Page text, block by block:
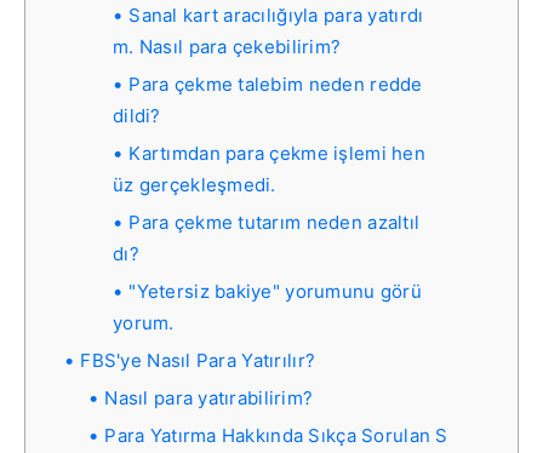
Sanal kart aracılığıyla para yatırdı
m. Nasıl para çekebilirim?
Para çekme talebim neden redde
dildi?
Kartımdan para çekme işlemi hen
üz gerçekleşmedi.
Para çekme tutarım neden azaltıl
dı?
"Yetersiz bakiye" yorumunu görü
yorum.
FBS'ye Nasıl Para Yatırılır?
Nasıl para yatırabilirim?
Para Yatırma Hakkında Sıkça Sorulan S